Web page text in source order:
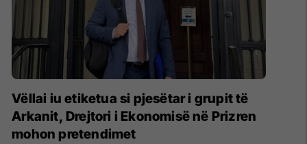
Vëllai iu etiketua si pjesëtar i grupit të
Arkanit, Drejtori i Ekonomisë në Prizren
mohon pretendimet